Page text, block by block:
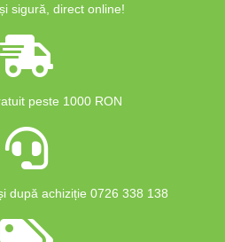
sigură, direct online!
peste 1000 RON
după achiziție 0726 338 138